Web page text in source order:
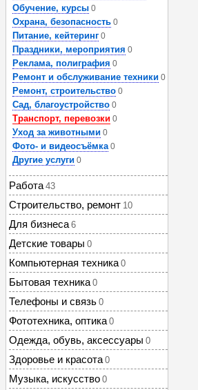
Обучение, курсы 0
Охрана, безопасность 0
Питание, кейтеринг 0
Праздники, мероприятия 0
Реклама, полиграфия 0
Ремонт и обслуживание техники 0
Ремонт, строительство 0
Сад, благоустройство 0
Транспорт, перевозки 0
Уход за животными 0
Фото- и видеосъёмка 0
Другие услуги 0
Работа 43
Строительство, ремонт 10
Для бизнеса 6
Детские товары 0
Компьютерная техника 0
Бытовая техника 0
Телефоны и связь 0
Фототехника, оптика 0
Одежда, обувь, аксессуары 0
Здоровье и красота 0
Музыка, искусство 0